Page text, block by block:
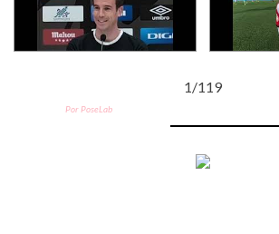
1/119
Por PoseLab